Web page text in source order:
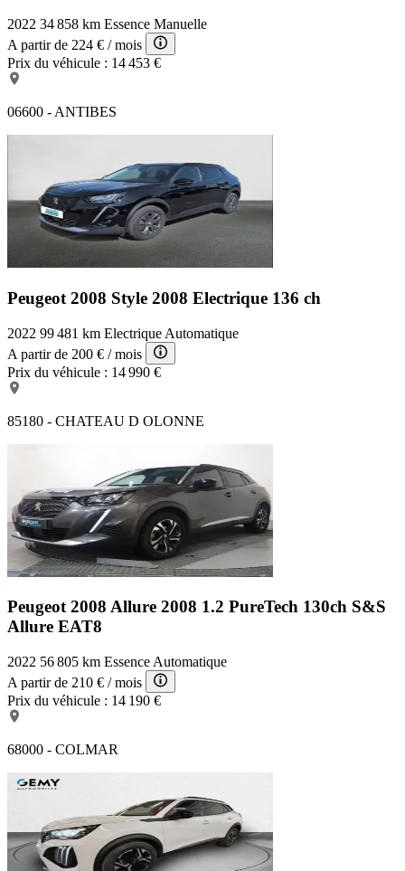
2022 34 858 km Essence Manuelle
A partir de 224 € / mois
Prix du véhicule : 14 453 €
06600 - ANTIBES
Peugeot 2008 Style 2008 Electrique 136 ch
2022 99 481 km Electrique Automatique
A partir de 200 € / mois
Prix du véhicule : 14 990 €
85180 - CHATEAU D OLONNE
Peugeot 2008 Allure 2008 1.2 PureTech 130ch S&S
Allure EAT8
2022 56 805 km Essence Automatique
A partir de 210 € / mois
Prix du véhicule : 14 190 €
68000 - COLMAR